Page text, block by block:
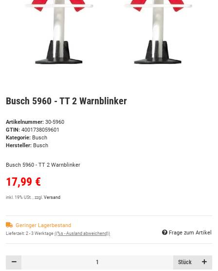
Busch 5960 - TT 2 Warnblinker
Artikelnummer: 30-5960
GTIN: 4001738059601
Kategorie: Busch
Hersteller: Busch
Busch 5960 - TT 2 Warnblinker
17,99 €
inkl. 19% USt. , zzgl. Versand
Geringer Lagerbestand
Lieferzeit: 2 - 3 Werktage ((%s - Ausland abweichend)) Frage zum Artikel
Stück